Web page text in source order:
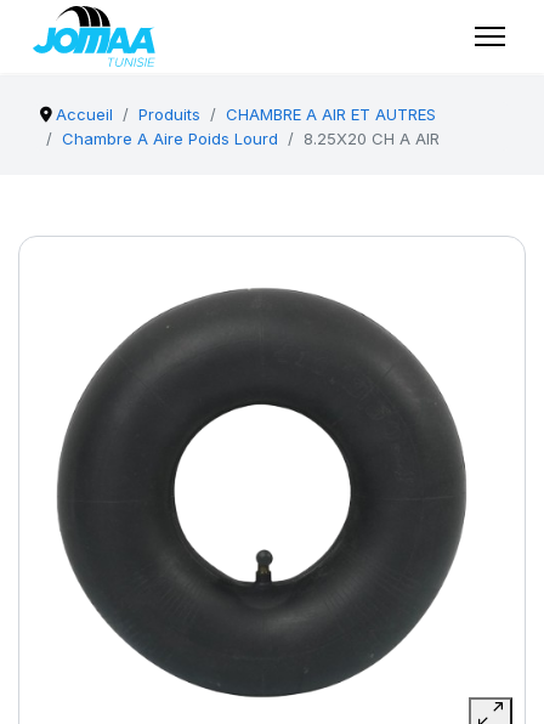
Accueil Produits
CHAMBRE A AIR ET AUTRES
Chambre A Aire Poids Lourd
8.25X20 CH A AIR